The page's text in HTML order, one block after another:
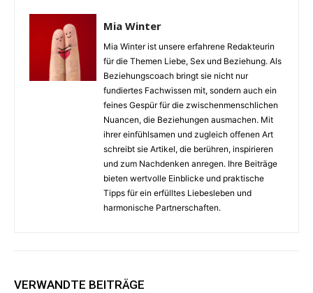
Mia Winter
Mia Winter ist unsere erfahrene Redakteurin
für die Themen Liebe, Sex und Beziehung. Als
Beziehungscoach bringt sie nicht nur
fundiertes Fachwissen mit, sondern auch ein
feines Gespür für die zwischenmenschlichen
Nuancen, die Beziehungen ausmachen. Mit
ihrer einfühlsamen und zugleich offenen Art
schreibt sie Artikel, die berühren, inspirieren
und zum Nachdenken anregen. Ihre Beiträge
bieten wertvolle Einblicke und praktische
Tipps für ein erfülltes Liebesleben und
harmonische Partnerschaften.
VERWANDTE BEITRÄGE